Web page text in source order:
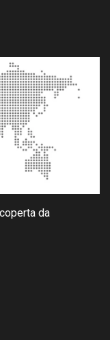
da